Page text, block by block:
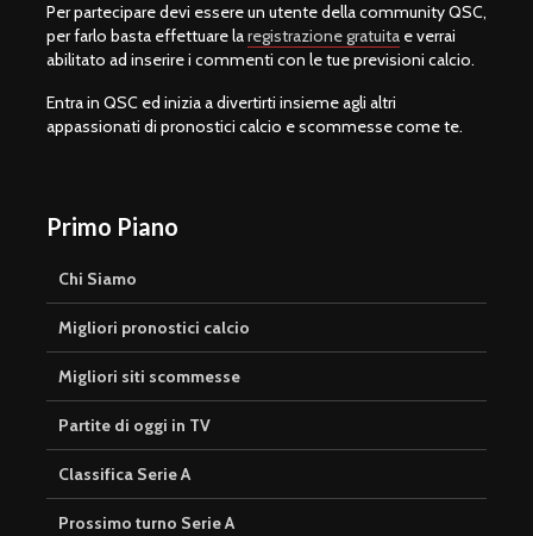
Per partecipare devi essere un utente della community QSC,
per farlo basta effettuare laregistrazione gratuita e verrai
abilitato ad inserire i commenti con le tue previsioni calcio.
Entra in QSC ed inizia a divertirti insieme agli altri
appassionati di pronostici calcio e scommesse come te.
Primo Piano
Chi Siamo
Migliori pronostici calcio
Migliori siti scommesse
Partite di oggi in TV
Classifica Serie A
Prossimo turno Serie A